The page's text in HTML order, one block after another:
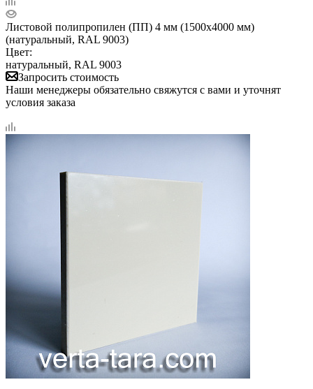
Листовой полипропилен (ПП) 4 мм (1500х4000 мм)
(натуральный, RAL 9003)
Цвет:
натуральный, RAL 9003
Запросить стоимость
Наши менеджеры обязательно свяжутся с вами и уточнят
условия заказа